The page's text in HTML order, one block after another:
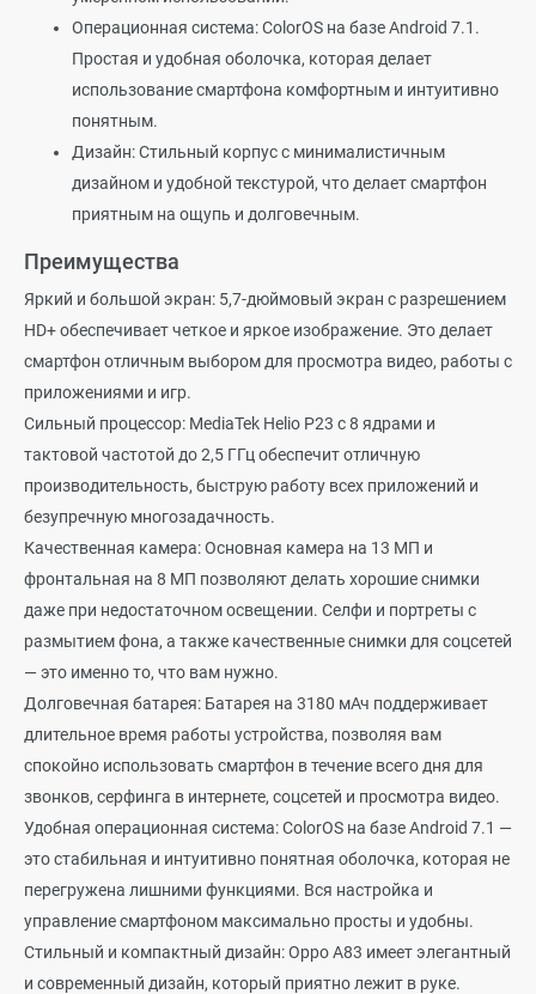
Операционная система: ColorOS на базе Android 7.1.
Простая и удобная оболочка, которая делает
использование смартфона комфортным и интуитивно
понятным.
Дизайн: Стильный корпус с минималистичным
дизайном и удобной текстурой, что делает смартфон
приятным на ощупь и долговечным.
Преимущества
Яркий и большой экран: 5,7-дюймовый экран с разрешением
HD+ обеспечивает четкое и яркое изображение. Это делает
смартфон отличным выбором для просмотра видео, работы с
приложениями и игр.
Сильный процессор: MediaTek Helio P23 с 8 ядрами и
тактовой частотой до 2,5 ГГц обеспечит отличную
производительность, быструю работу всех приложений и
безупречную многозадачность.
Качественная камера: Основная камера на 13 МП и
фронтальная на 8 МП позволяют делать хорошие снимки
даже при недостаточном освещении. Селфи и портреты с
размытием фона, а также качественные снимки для соцсетей
— это именно то, что вам нужно.
Долговечная батарея: Батарея на 3180 мАч поддерживает
длительное время работы устройства, позволяя вам
спокойно использовать смартфон в течение всего дня для
звонков, серфинга в интернете, соцсетей и просмотра видео.
Удобная операционная система: ColorOS на базе Android 7.1 —
это стабильная и интуитивно понятная оболочка, которая не
перегружена лишними функциями. Вся настройка и
управление смартфоном максимально просты и удобны.
Стильный и компактный дизайн: Oppo A83 имеет элегантный
и современный дизайн, который приятно лежит в руке.